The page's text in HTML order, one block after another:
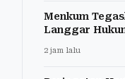
Menkum
Langgar
2 jam lalu